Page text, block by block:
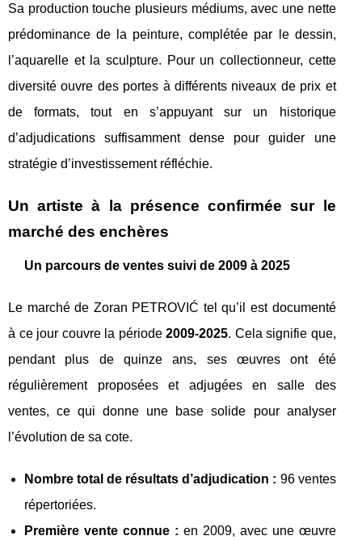
Sa production touche plusieurs médiums, avec une nette
prédominance de la peinture, complétée par le dessin,
l’aquarelle et la sculpture. Pour un collectionneur, cette
diversité ouvre des portes à différents niveaux de prix et
de formats, tout en s’appuyant sur un historique
d’adjudications suffisamment dense pour guider une
stratégie d’investissement réfléchie.
Un artiste à la présence confirmée sur le
marché des enchères
Un parcours de ventes suivi de 2009 à 2025
Le marché de Zoran PETROVIĆ tel qu’il est documenté
à ce jour couvre la période2009‑2025. Cela signifie que,
pendant plus de quinze ans, ses œuvres ont été
régulièrement proposées et adjugées en salle des
ventes, ce qui donne une base solide pour analyser
l’évolution de sa cote.
Nombre total de résultats d’adjudication : 96 ventes
répertoriées.
Première vente connue : en 2009, avec une œuvre